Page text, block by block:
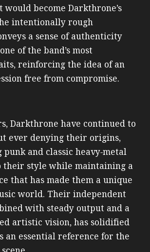
would become Darkthrone’s
intentionally rough
a sense of authenticity
of the band’s most
reinforcing the idea of an
free from compromise.
Darkthrone have continued to
ever denying their origins,
and classic heavy‑metal
their style while maintaining a
that has made them a unique
world. Their independent
with steady output and a
artistic vision, has solidified
an essential reference for the